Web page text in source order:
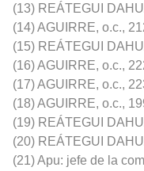
(13) REÁTEGUI
(14) AGUIRRE, o.c.,
(15) REÁTEGUI
(16) AGUIRRE, o.c.,
(17) AGUIRRE, o.c.,
(18) AGUIRRE, o.c.,
(19) REÁTEGUI
(20) REÁTEGUI
(21) Apu: jefe de la